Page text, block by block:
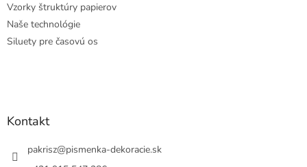
Vzorky štruktúry papierov
Naše technológie
Siluety pre časovú os
Kontakt
pakrisz@pismenka-dekoracie.sk